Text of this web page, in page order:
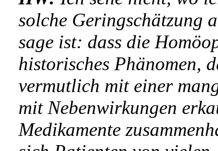
solche Geringschätzung
sage ist: dass die
historisches Phänomen,
vermutlich mit einer
mit Nebenwirkungen
Medikamente